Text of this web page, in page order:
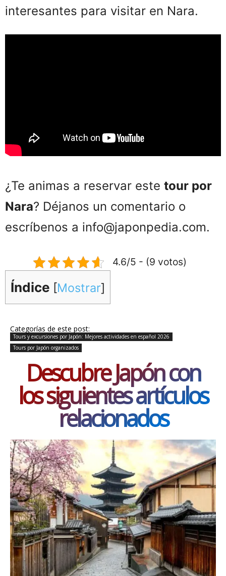
interesantes para visitar en Nara.
¿Te animas a reservar este tour por
Nara? Déjanos un comentario o
escríbenos a info@japonpedia.com.
4.6/5 - (9 votos)
Índice [Mostrar]
Categorías de este post:
Tours y excursiones por Japón: Mejores actividades en español 2026
Tours por Japón organizados
Descubre Japón con
los siguientes artículos
relacionados